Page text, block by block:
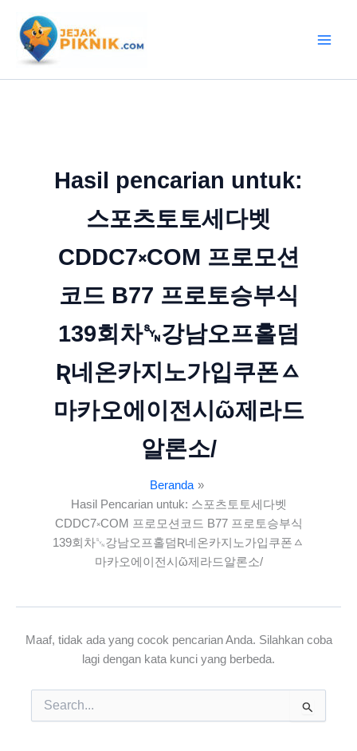
konten
Hasil pencarian untuk:
스포츠토토세다벳
CDDC7༝COM 프로모션
코드 B77 프로토승부식
139회차␖강남오프홀덤
Ʀ네온카지노가입쿠폰ㅿ
마카오에이전시ῶ제라드
알론소/
Beranda
Hasil Pencarian untuk: 스포츠토토세다벳
CDDC7༝COM 프로모션코드 B77 프로토승부식
139회차␖강남오프홀덤Ʀ네온카지노가입쿠폰ㅿ
마카오에이전시ῶ제라드알론소/
Maaf, tidak ada yang cocok pencarian Anda. Silahkan coba
lagi dengan kata kunci yang berbeda.
untuk: